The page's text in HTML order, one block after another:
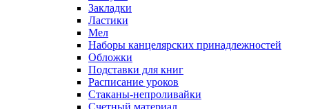
Закладки
Ластики
Мел
Наборы канцелярских принадлежностей
Обложки
Подставки для книг
Расписание уроков
Стаканы-непроливайки
Счетный материал